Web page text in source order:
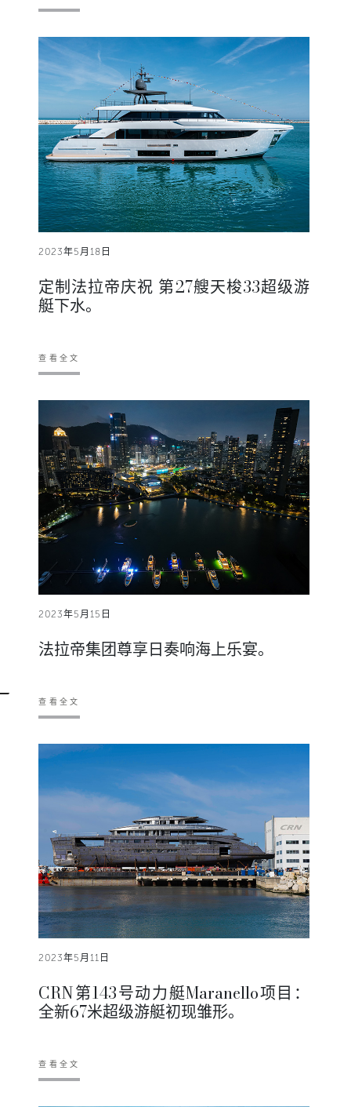
2023年5月18日
定制法拉帝庆祝 第27艘天梭33超级游
艇下水。
查看全文
2023年5月15日
法拉帝集团尊享日奏响海上乐宴。
查看全文
2023年5月11日
CRN第143号动力艇Maranello项目：
全新67米超级游艇初现雏形。
查看全文